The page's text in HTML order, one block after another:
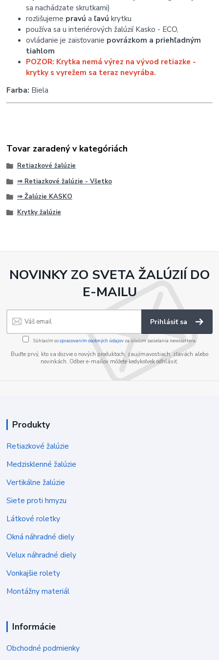
sa nachádzate skrutkami)
rozlišujeme pravúa ľavúkrytku
používa sa u interiérových žalúzií Kasko - ECO,
ovládanie je zaisťovanie povrázkom a priehľadným
tiahlom
POZOR: Krytka nemá výrez na vývod retiazke -
krytky s vyrežem sa teraz nevyrába.
Farba: Biela
Tovar zaradený v kategóriách
Retiazkové žalúzie
⇒ Retiazkové žalúzie - Všetko
⇒ Žalúzie KASKO
Krytky žalúzie
NOVINKY ZO SVETA ŽALÚZIÍ DO
E-MAILU
Prihlásiť sa
Súhlasím sospracovaním osobných údajov za účelom zasielania newslettera.
Buďte prvý, kto sa dozvie o nových produktoch, zaujímavostiach, zľavách alebo
novinkách. Odber e-mailov môžete kedykoľvek odhlásiť.
Produkty
Retiazkové žalúzie
Medzisklenné žalúzie
Vertikálne žalúzie
Siete proti hmyzu
Látkové roletky
Okná náhradné diely
Velux náhradné diely
Vonkajšie rolety
Montážny materiál
Informácie
Obchodné podmienky